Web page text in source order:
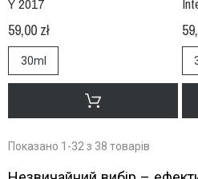
59,00 zł
30ml
Показано 1-32 з 38 товарів